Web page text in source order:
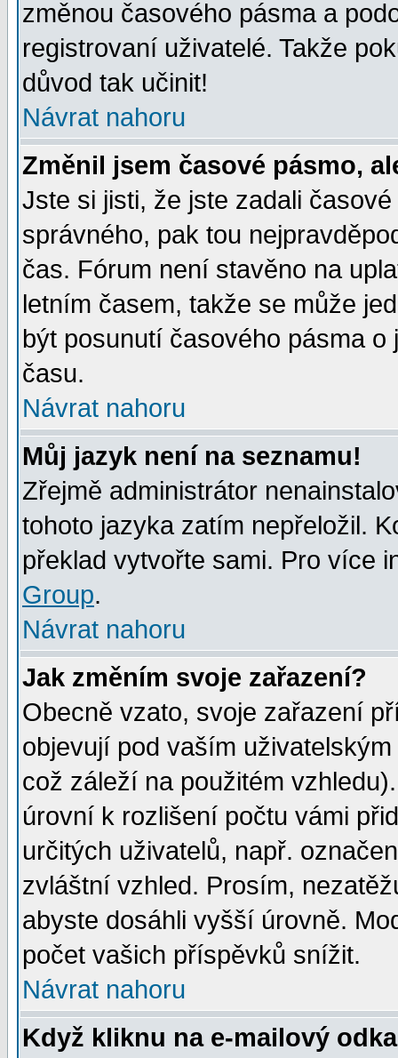
změnou časového pásma a
registrovaní uživatelé. Takže
důvod tak učinit!
Návrat nahoru
Změnil jsem časové pásmo,
Jste si jisti, že jste zadali
správného, pak tou
čas. Fórum není stavěno na
letním časem, takže se může
být posunutí časového pásma
času.
Návrat nahoru
Můj jazyk není na seznamu!
Zřejmě administrátor
tohoto jazyka zatím nepřeložil.
překlad vytvořte sami. Pro více
Group.
Návrat nahoru
Jak změním svoje zařazení?
Obecně vzato, svoje zařazení
objevují pod vaším
což záleží na použitém
úrovní k rozlišení počtu vámi
určitých uživatelů, např.
zvláštní vzhled. Prosím,
abyste dosáhli vyšší úrovně.
počet vašich příspěvků snížit.
Návrat nahoru
Když kliknu na e-mailový